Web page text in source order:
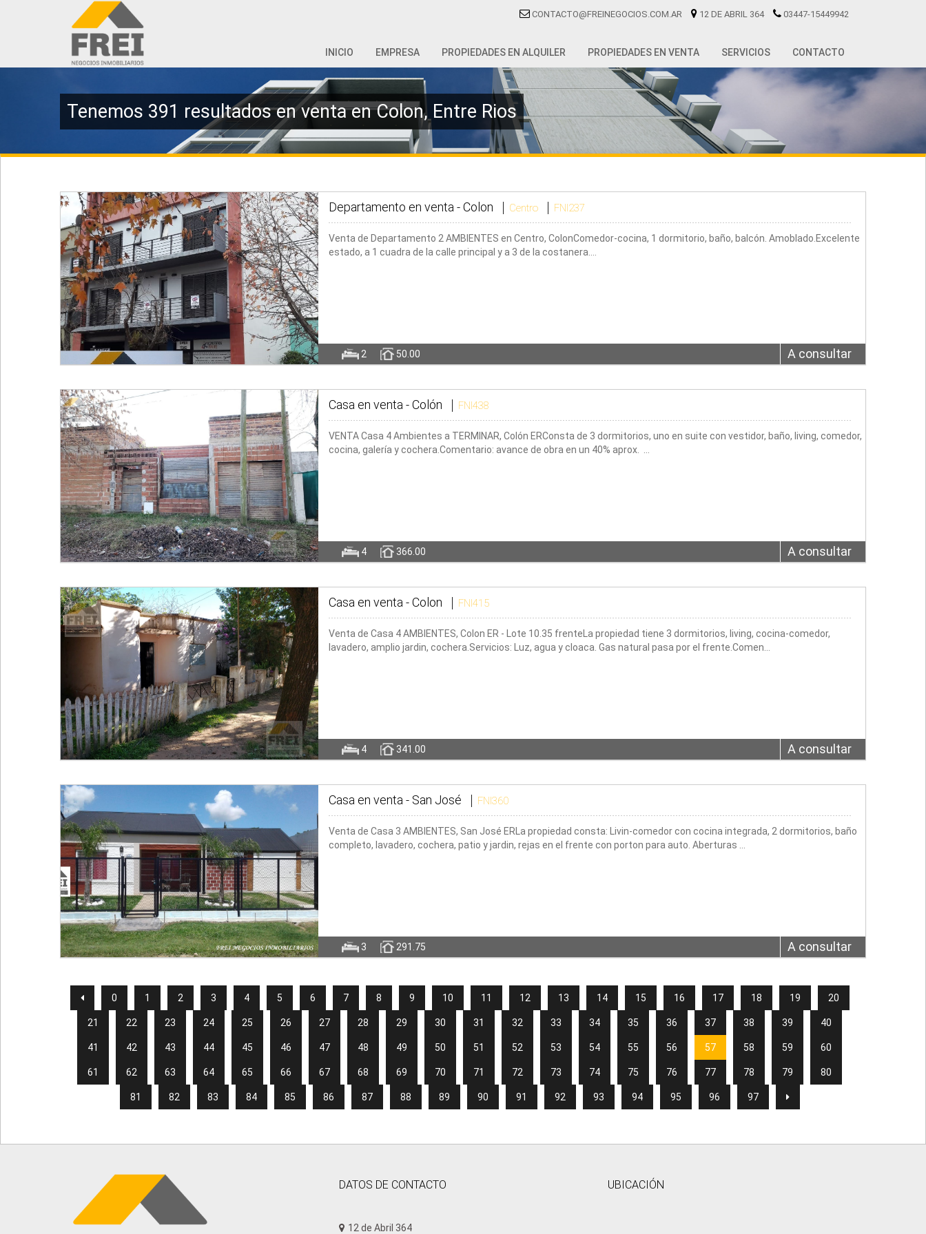
CONTACTO@FREINEGOCIOS.COM.AR 12 DE ABRIL 364 03447-15449942
INICIO EMPRESA PROPIEDADES EN ALQUILER PROPIEDADES EN VENTA SERVICIOS CONTACTO
Tenemos 391 resultados en venta en Colon, Entre Rios
Departamento en venta -Colon Centro FNI237
Venta de Departamento 2 AMBIENTES en Centro, ColonComedor-cocina, 1 dormitorio, baño, balcón. Amoblado.Excelente
estado, a 1 cuadra de la calle principal y a 3 de la costanera.…
2 50.00 A consultar
Casa en venta -Colón FNI438
VENTA Casa 4 Ambientes a TERMINAR, Colón ERConsta de 3 dormitorios, uno en suite con vestidor, baño, living, comedor,
cocina, galería y cochera.Comentario: avance de obra en un 40% aprox. …
4 366.00 A consultar
Casa en venta -Colon FNI415
Venta de Casa 4 AMBIENTES, Colon ER - Lote 10.35 frenteLa propiedad tiene 3 dormitorios, living, cocina-comedor,
lavadero, amplio jardin, cochera.Servicios: Luz, agua y cloaca. Gas natural pasa por el frente.Comen…
4 341.00 A consultar
Casa en venta - San José FNI360
Venta de Casa 3 AMBIENTES, San José ERLa propiedad consta: Livin-comedor con cocina integrada, 2 dormitorios, baño
completo, lavadero, cochera, patio y jardin, rejas en el frente con porton para auto. Aberturas …
3 291.75 A consultar
0 1 2 3 4 5 6 7 8 9 10 11 12 13 14 15 16 17 18 19 20
21 22 23 24 25 26 27 28 29 30 31 32 33 34 35 36 37 38 39 40
41 42 43 44 45 46 47 48 49 50 51 52 53 54 55 56 57 58 59 60
61 62 63 64 65 66 67 68 69 70 71 72 73 74 75 76 77 78 79 80
81 82 83 84 85 86 87 88 89 90 91 92 93 94 95 96 97
DATOS DE CONTACTO
12 de Abril 364
UBICACIÓN